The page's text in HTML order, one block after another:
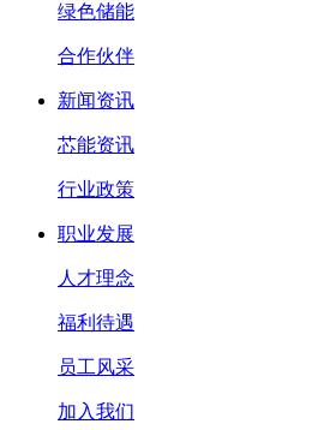
绿色储能
合作伙伴
新闻资讯
芯能资讯
行业政策
职业发展
人才理念
福利待遇
员工风采
加入我们